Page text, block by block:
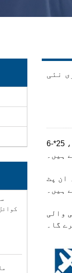
نئی
ہیں۔
ان پٹ
ہیں۔
والی
گا۔